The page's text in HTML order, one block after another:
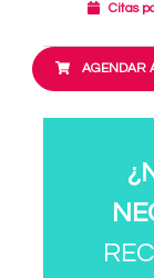
Citas
AGENDAR